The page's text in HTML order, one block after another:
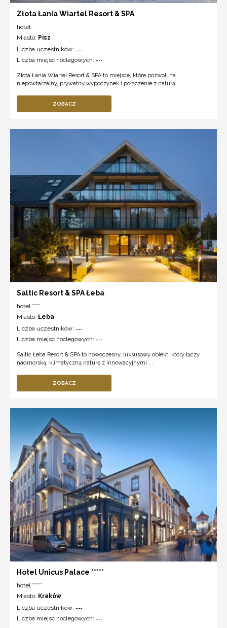
Złota Łania Wiartel Resort & SPA
hotel
Miasto: Pisz
Liczba uczestników: ---
Liczba miejsc noclegowych: ---
Złota Łania Wiartel Resort & SPA to miejsce, które pozwoli na
niepowtarzalny, prywatny wypoczynek i połączenie z naturą ...
ZOBACZ
Saltic Resort & SPA Łeba
hotel ****
Miasto: Łeba
Liczba uczestników: ---
Liczba miejsc noclegowych: ---
Saltic Łeba Resort & SPA to nowoczesny, luksusowy obiekt, który łączy
nadmorską, klimatyczną naturę z innowacyjnymi ...
ZOBACZ
Hotel Unicus Palace *****
hotel *****
Miasto: Kraków
Liczba uczestników: ---
Liczba miejsc noclegowych: ---